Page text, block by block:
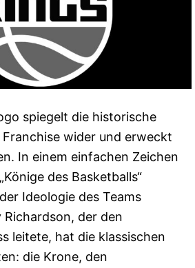
spiegelt die historische
wider und erweckt
In einem einfachen Zeichen
des Basketballs“
Ideologie des Teams
der den
leitete, hat die klassischen
die Krone, den